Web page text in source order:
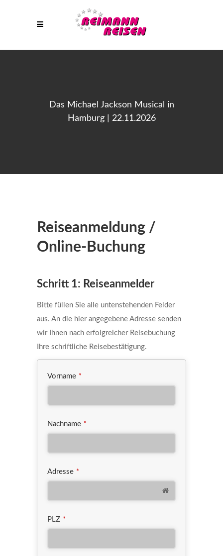
Das Michael Jackson Musical in
Hamburg | 22.11.2026
Reiseanmeldung /
Online-Buchung
Website *
Schritt 1: Reiseanmelder
Bitte füllen Sie alle untenstehenden Felder
aus. An die hier angegebene Adresse senden
wir Ihnen nach erfolgreicher Reisebuchung
Ihre schriftliche Reisebestätigung.
Vorname *
Nachname *
Adresse *
PLZ *